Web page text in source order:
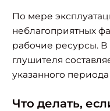
По мере
неблагоприятных
рабочие ресурсы. В
глушителя
указанного
Что делать,